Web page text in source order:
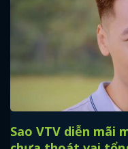
Sao VTV diễn mãi